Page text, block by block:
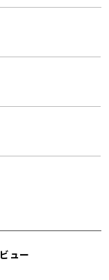
ュー